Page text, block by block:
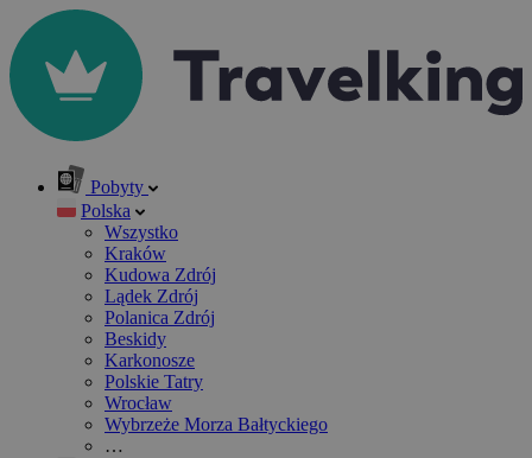
Pobyty
Polska
Wszystko
Kraków
Kudowa Zdrój
Lądek Zdrój
Polanica Zdrój
Beskidy
Karkonosze
Polskie Tatry
Wrocław
Wybrzeże Morza Bałtyckiego
…